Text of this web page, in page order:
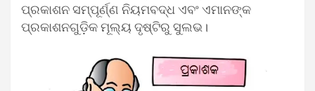
ପ୍ରକାଶନ ସମ୍ପୂର୍ଣ୍ଣ ନିୟମବଦ୍ଧ ଏବଂ ଏମାନଙ୍କ
ପ୍ରକାଶନଗୁଡ଼ିକ ମୂଲ୍ୟ ଦୃଷ୍ଟିରୁ ସୁଲଭ।